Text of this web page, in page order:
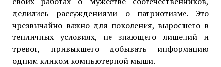
делились рассуждениями о патриотизме. Это
чрезвычайно важно для поколения, выросшего в
тепличных условиях, не знающего лишений и
тревог, привыкшего добывать информацию
одним кликом компьютерной мыши.